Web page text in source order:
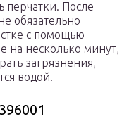
перчатки. После
обязательно
с помощью
на несколько минут,
загрязнения,
водой.